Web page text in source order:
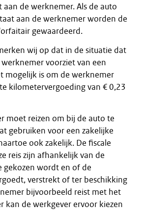
aan de werknemer. Als de auto
aan de werknemer worden de
gewaardeerd.
wij op dat in de situatie dat
voorziet van een
mogelijk is om de werknemer
kilometervergoeding van € 0,23
moet reizen om bij de auto te
gebruiken voor een zakelijke
ook zakelijk. De fiscale
reis zijn afhankelijk van de
gekozen wordt en of de
verstrekt of ter beschikking
bijvoorbeeld reist met het
kan de werkgever ervoor kiezen